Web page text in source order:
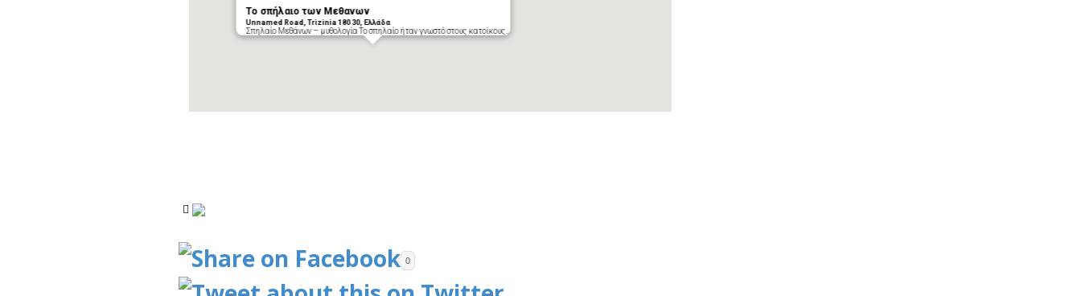
Το σπήλαιο των Μεθανων
Unnamed Road, Trizinia 180 30, Ελλάδα
Σπηλαίο Μεθάνων – μυθολογία Το σπηλαίο ήταν γνωστό στους κατοίκους…
0